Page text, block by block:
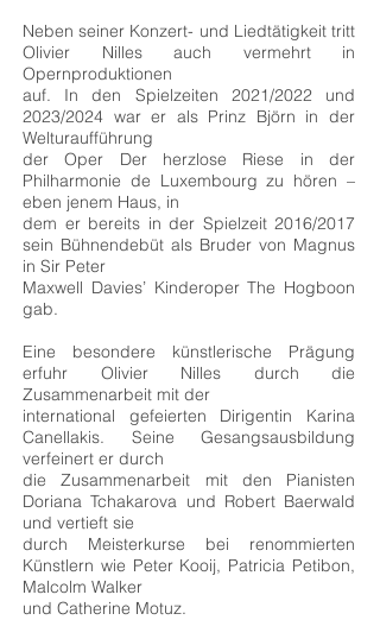
Neben seiner Konzert- und Liedtätigkeit tritt
Olivier Nilles auch vermehrt in
Opernproduktionen
auf. In den Spielzeiten 2021/2022 und
2023/2024 war er als Prinz Björn in der
Welturaufführung
der Oper Der herzlose Riese in der
Philharmonie de Luxembourg zu hören –
eben jenem Haus, in
dem er bereits in der Spielzeit 2016/2017
sein Bühnendebüt als Bruder von Magnus
in Sir Peter
Maxwell Davies’ Kinderoper The Hogboon
gab.
Eine besondere künstlerische Prägung
erfuhr Olivier Nilles durch die
Zusammenarbeit mit der
international gefeierten Dirigentin Karina
Canellakis. Seine Gesangsausbildung
verfeinert er durch
die Zusammenarbeit mit den Pianisten
Doriana Tchakarova und Robert Baerwald
und vertieft sie
durch Meisterkurse bei renommierten
Künstlern wie Peter Kooij, Patricia Petibon,
Malcolm Walker
und Catherine Motuz.